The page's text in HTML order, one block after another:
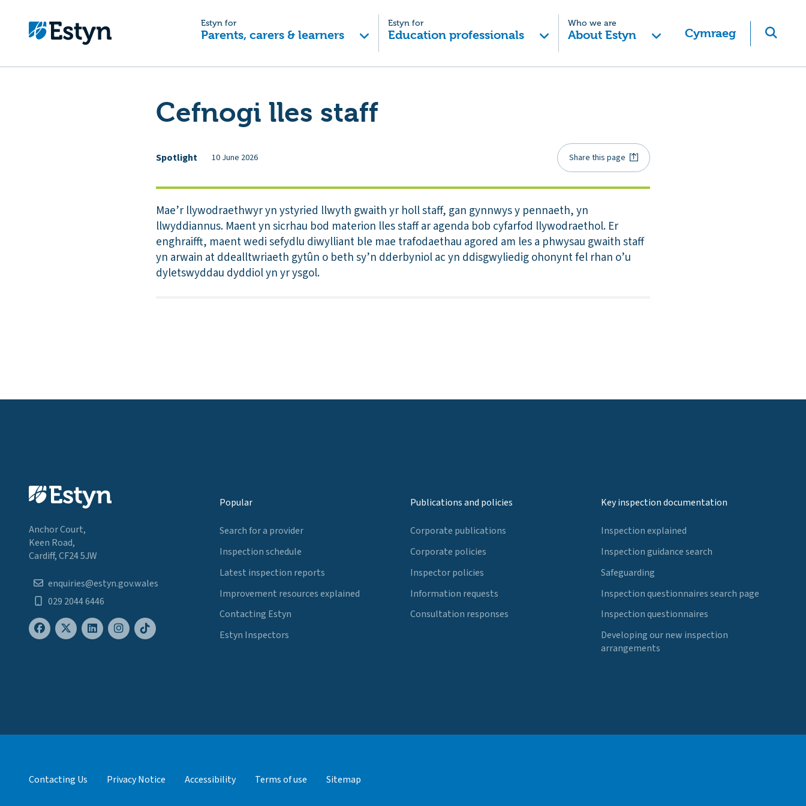
Estyn for
Parents, carers & learners
Estyn for
Education professionals
Who we are
About Estyn Cymraeg
Cefnogi lles staff
Spotlight 10 June 2026 Share this page
Mae’r llywodraethwyr yn ystyried llwyth gwaith yr holl staff, gan gynnwys y pennaeth, yn
llwyddiannus. Maent yn sicrhau bod materion lles staff ar agenda bob cyfarfod llywodraethol. Er
enghraifft, maent wedi sefydlu diwylliant ble mae trafodaethau agored am les a phwysau gwaith staff
yn arwain at ddealltwriaeth gytûn o beth sy’n dderbyniol ac yn ddisgwyliedig ohonynt fel rhan o’u
dyletswyddau dyddiol yn yr ysgol.
Anchor Court,
Keen Road,
Cardiff, CF24 5JW
enquiries@estyn.gov.wales
029 2044 6446
Popular
Search for a provider
Inspection schedule
Latest inspection reports
Improvement resources explained
Contacting Estyn
Estyn Inspectors
Publications and policies
Corporate publications
Corporate policies
Inspector policies
Information requests
Consultation responses
Key inspection documentation
Inspection explained
Inspection guidance search
Safeguarding
Inspection questionnaires search page
Inspection questionnaires
Developing our new inspection
arrangements
Contacting Us Privacy Notice Accessibility Terms of use Sitemap